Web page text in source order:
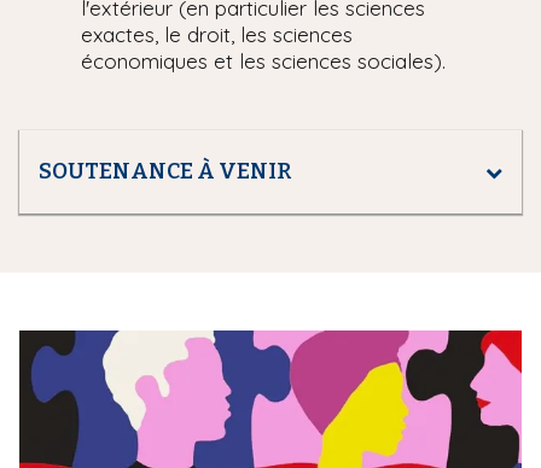
l'extérieur (en particulier les sciences
exactes, le droit, les sciences
économiques et les sciences sociales).
SOUTENANCE À VENIR